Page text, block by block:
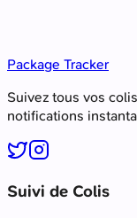
Package Tracker
Suivez tous vos
notifications
Suivi de Colis